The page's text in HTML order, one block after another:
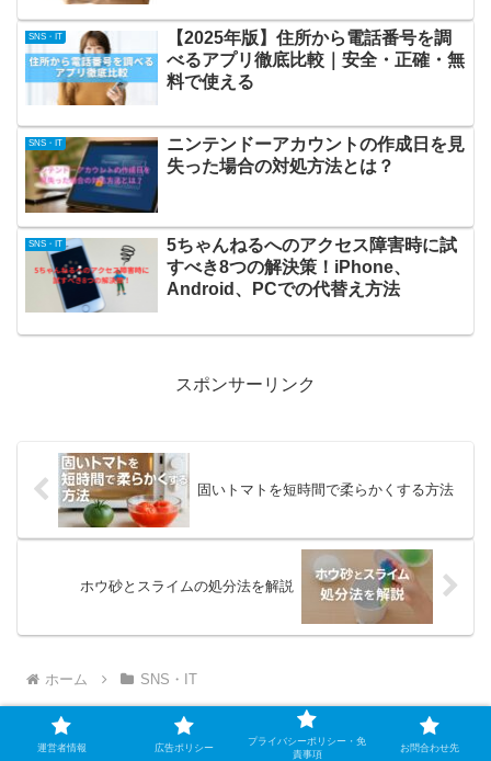
SNS・IT
【2025年版】住所から電話番号を調
べるアプリ徹底比較｜安全・正確・無
料で使える
SNS・IT
ニンテンドーアカウントの作成日を見
失った場合の対処方法とは？
SNS・IT
5ちゃんねるへのアクセス障害時に試
すべき8つの解決策！iPhone、
Android、PCでの代替え方法
スポンサーリンク
固いトマトを短時間で柔らかくする方法
ホウ砂とスライムの処分法を解説
ホーム SNS・IT
運営者情報 広告ポリシー
プライバシーポリシー・免
責事項
お問合わせ先